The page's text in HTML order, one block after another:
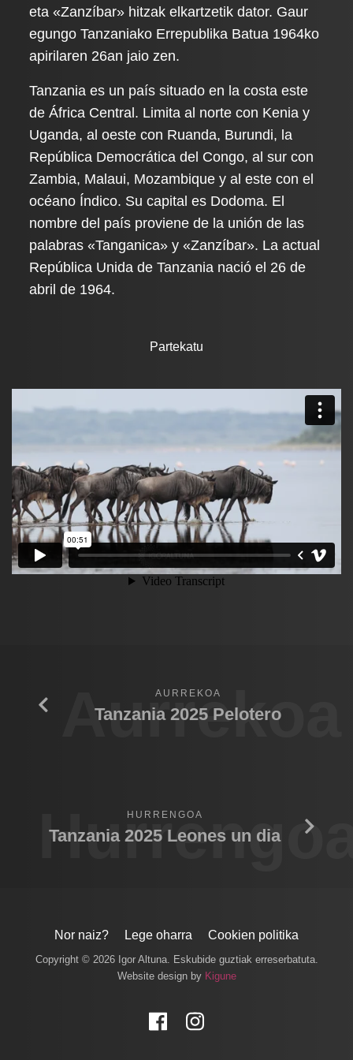
eta «Zanzíbar» hitzak elkartzetik dator. Gaur
egungo Tanzaniako Errepublika Batua 1964ko
apirilaren 26an jaio zen.
Tanzania es un país situado en la costa este
de África Central. Limita al norte con Kenia y
Uganda, al oeste con Ruanda, Burundi, la
República Democrática del Congo, al sur con
Zambia, Malaui, Mozambique y al este con el
océano Índico. Su capital es Dodoma. El
nombre del país proviene de la unión de las
palabras «Tanganica» y «Zanzíbar». La actual
República Unida de Tanzania nació el 26 de
abril de 1964.
Partekatu
Aurrekoa
AURREKOA
Tanzania 2025 Pelotero
HURRENGOA
Tanzania 2025 Leones un dia
Nor naiz? Lege oharra Cookien politika
Copyright © 2026 Igor Altuna. Eskubide guztiak erreserbatuta.
Website design by Kigune
Facebook
Instagram